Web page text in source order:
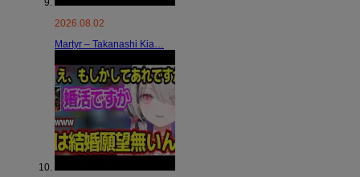
2026.08.02
Martyr – Takanashi Kia…